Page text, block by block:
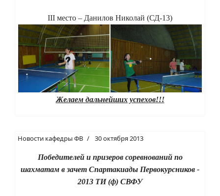
III место – Данилов Николай (СД-13)
Желаем дальнейших успехов!!!
Новости кафедры ФВ 30 октября 2013
Победителей и призеров соревнований по
шахматам в зачет Спартакиады Первокурсников -
2013 ТИ (ф) СВФУ